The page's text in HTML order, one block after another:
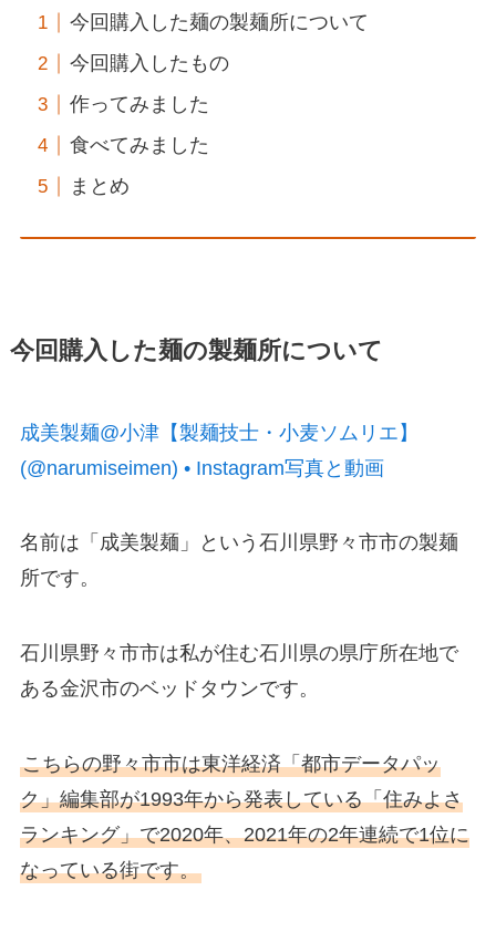
今回購入した麺の製麺所について
今回購入したもの
作ってみました
食べてみました
まとめ
今回購入した麺の製麺所について
成美製麺@小津【製麺技士・小麦ソムリエ】
(@narumiseimen) • Instagram写真と動画
名前は「成美製麺」という石川県野々市市の製麺
所です。
石川県野々市市は私が住む石川県の県庁所在地で
ある金沢市のベッドタウンです。
こちらの野々市市は東洋経済「都市データパッ
ク」編集部が1993年から発表している「住みよさ
ランキング」で2020年、2021年の2年連続で1位に
なっている街です。